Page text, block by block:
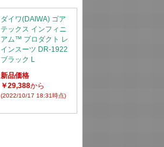
ダイワ(DAIWA) ゴア
テックス インフィニ
アム™ プロダクト レ
インスーツ DR-1922
ブラック L
新品価格
￥29,388から
(2022/10/17 18:31時点)